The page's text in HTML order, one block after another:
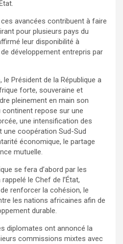
avancées contribuent à faire
pour plusieurs pays du
leur disponibilité à
développement entrepris par
Président de la République a
forte, souveraine et
pleinement en main son
continent repose sur une
une intensification des
coopération Sud-Sud
économique, le partage
mutuelle.
se fera d’abord par les
le Chef de l’État,
renforcer la cohésion, le
les nations africaines afin de
durable.
diplomates ont annoncé la
commissions mixtes avec